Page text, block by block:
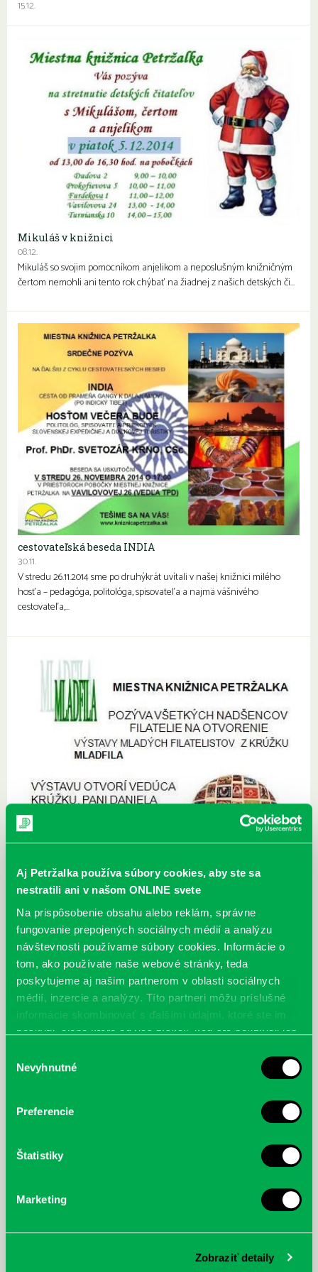
Aj Petržalka používa súbory cookies, aby ste sa
nestratili ani v našom ONLINE svete
Na prispôsobenie obsahu alebo reklám, správne
fungovanie prepojených sociálnych médií a analýzu
návštevnosti používame súbory cookies. Informácie o
tom, ako používate naše webové stránky, teda
poskytujeme aj našim partnerom v oblasti sociálnych
médií, inzercie a analýzy. Títo partneri môžu príslušné
informácie skombinovať s ďalšími údajmi, ktoré ste im
poskytli, alebo ktoré od vás získali, keď ste používali ich
súhlasu
Nevyhnutné
Preferencie
Štatistiky
Marketing
Zobraziť detaily
15.12.
Mikuláš v knižnici
08.12.
Mikuláš so svojim pomocníkom anjelikom a neposlušným knižničným
čertom nemohli ani tento rok chýbať na žiadnej z našich detských či…
cestovateľská beseda INDIA
30.11.
V stredu 26.11.2014 sme po druhýkrát uvítali v našej knižnici milého
hosťa – pedagóga, politológa, spisovateľa a najmä vášnivého
cestovateľa,…
30.11.